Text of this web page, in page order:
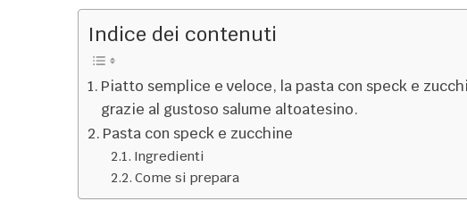
Indice dei contenuti
Piatto semplice e veloce, la pasta con speck e
grazie al gustoso salume altoatesino.
Pasta con speck e zucchine
Ingredienti
Come si prepara